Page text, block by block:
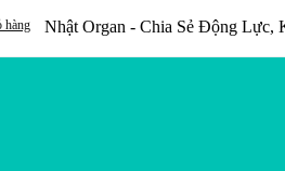
hàng
Nhật Organ - Chia Sẻ Động